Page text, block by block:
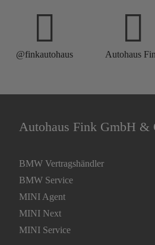
@finkautohaus Autohaus
Autohaus Fink GmbH &
BMW Vertragshändler
BMW Service
MINI Agent
MINI Next
MINI Service